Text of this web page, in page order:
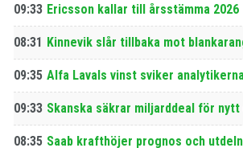
09:33 Ericsson kallar till årsstämma 2026
08:31 Kinnevik slår tillbaka mot
09:35 Alfa Lavals vinst sviker
09:33 Skanska säkrar miljarddeal för
08:35 Saab krafthöjer prognos och